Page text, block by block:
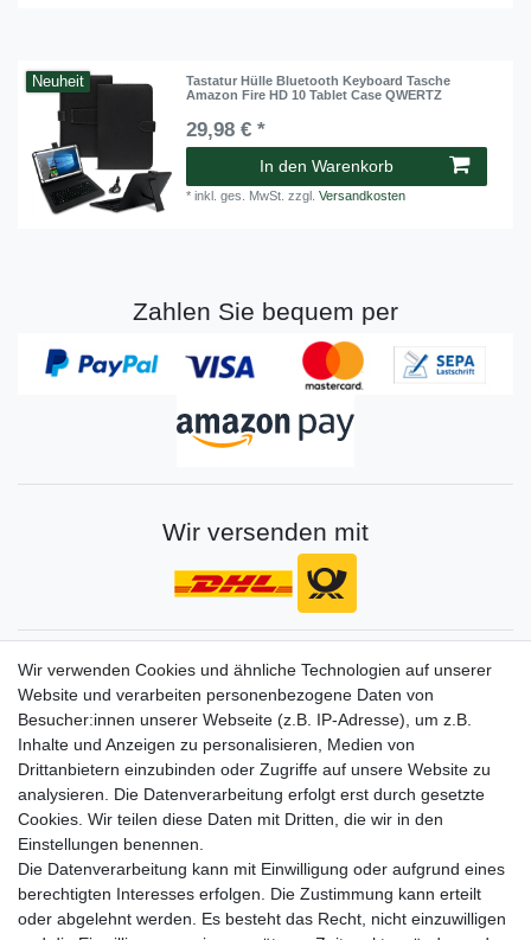
Neuheit
Tastatur Hülle Bluetooth Keyboard Tasche
Amazon Fire HD 10 Tablet Case QWERTZ
29,98 € *
In den Warenkorb
*inkl. ges. MwSt. zzgl.Versandkosten
Zahlen Sie bequem per
Wir versenden mit
Gerne halten wir sie auf dem Laufenden
VORNAME NACHNAME
Newsletter
Honig
Hiermit bestätige ich, dass ich dieDaten­schutz­erklärunggelesen habe. Meine
Einwilligung kann ich jederzeit widerrufen.**
Abonnieren
Wir verwenden Cookies und ähnliche Technologien auf unserer
Website und verarbeiten personenbezogene Daten von
Besucher:innen unserer Webseite (z.B. IP-Adresse), um z.B.
Inhalte und Anzeigen zu personalisieren, Medien von
Drittanbietern einzubinden oder Zugriffe auf unsere Website zu
analysieren. Die Datenverarbeitung erfolgt erst durch gesetzte
Cookies. Wir teilen diese Daten mit Dritten, die wir in den
Einstellungen benennen.
Die Datenverarbeitung kann mit Einwilligung oder aufgrund eines
berechtigten Interesses erfolgen. Die Zustimmung kann erteilt
oder abgelehnt werden. Es besteht das Recht, nicht einzuwilligen